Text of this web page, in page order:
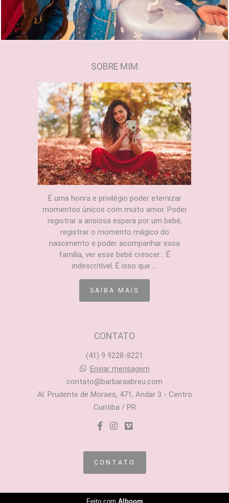
SOBRE MIM
É uma honra e privilégio poder eternizar
momentos únicos com muito amor. Poder
registrar a ansiosa espera por um bebê,
registrar o momento mágico do
nascimento e poder acompanhar essa
família, ver esse bebê crescer... É
indescritível. É isso que ...
SAIBA MAIS
CONTATO
(41) 9 9228-8221
Enviar mensagem
contato@barbaraabreu.com
Al. Prudente de Moraes, 471, Andar 3 - Centro
Curitiba / PR
CONTATO
Feito com Alboom